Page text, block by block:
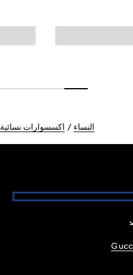
النساء اكسسوارات نسائية